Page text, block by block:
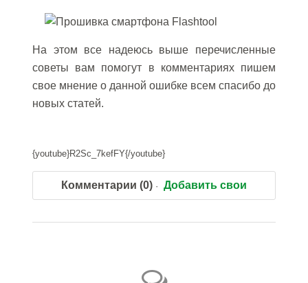
На этом все надеюсь выше перечисленные
советы вам помогут в комментариях пишем
свое мнение о данной ошибке всем спасибо до
новых статей.
{youtube}R2Sc_7kefFY{/youtube}
Комментарии (0) Добавить свои